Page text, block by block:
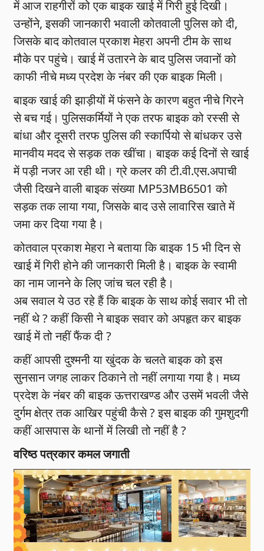
में आज राहगीरों को एक बाइक खाई में गिरी हुई दिखी।
उन्होंने, इसकी जानकारी भवाली कोतवाली पुलिस को दी,
जिसके बाद कोतवाल प्रकाश मेहरा अपनी टीम के साथ
मौके पर पहुंचे। खाई में उतारने के बाद पुलिस जवानों को
काफी नीचे मध्य प्रदेश के नंबर की एक बाइक मिली।
बाइक खाई की झाड़ीयों में फंसने के कारण बहुत नीचे गिरने
से बच गई। पुलिसकर्मियों ने एक तरफ बाइक को रस्सी से
बांधा और दूसरी तरफ पुलिस की स्कार्पियो से बांधकर उसे
मानवीय मदद से सड़क तक खींचा। बाइक कई दिनों से खाई
में पड़ी नजर आ रही थी। ग्रे कलर की टी.वी.एस.अपाची
जैसी दिखने वाली बाइक संख्या MP53MB6501 को
सड़क तक लाया गया, जिसके बाद उसे लावारिस खाते में
जमा कर दिया गया है।
कोतवाल प्रकाश मेहरा ने बताया कि बाइक 15 भी दिन से
खाई में गिरी होने की जानकारी मिली है। बाइक के स्वामी
का नाम जानने के लिए जांच चल रही है।
अब सवाल ये उठ रहे हैं कि बाइक के साथ कोई सवार भी तो
नहीं थे ? कहीं किसी ने बाइक सवार को अपहृत कर बाइक
खाई में तो नहीं फैंक दी ?
कहीं आपसी दुश्मनी या खुंदक के चलते बाइक को इस
सुनसान जगह लाकर ठिकाने तो नहीं लगाया गया है। मध्य
प्रदेश के नंबर की बाइक ऊत्तराखण्ड और उसमें भवली जैसे
दुर्गम क्षेत्र तक आखिर पहुंची कैसे ? इस बाइक की गुमशुदगी
कहीं आसपास के थानों में लिखी तो नहीं है ?
वरिष्ठ पत्रकार कमल जगाती